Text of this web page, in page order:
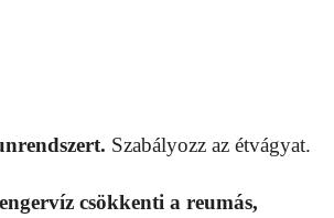
Szabályozz az étvágyat.
csökkenti a reumás,